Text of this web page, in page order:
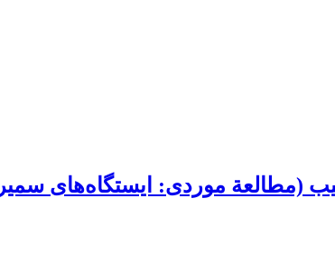
(مطالعة موردی: ایستگاه‌های